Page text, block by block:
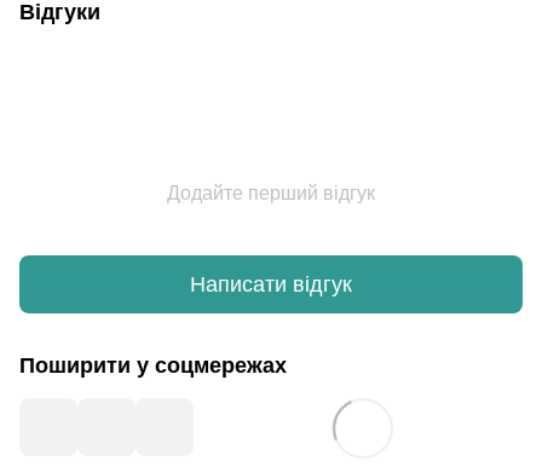
Відгуки
Додайте перший відгук
Написати відгук
Поширити у соцмережах